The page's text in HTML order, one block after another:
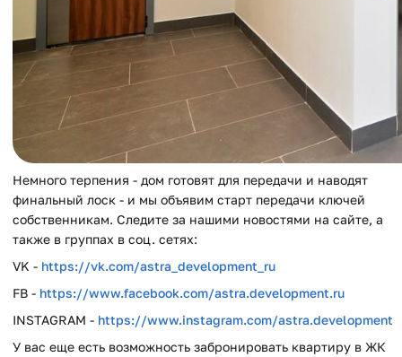
Немного терпения - дом готовят для передачи и наводят
финальный лоск - и мы объявим старт передачи ключей
собственникам. Следите за нашими новостями на сайте, а
также в группах в соц. сетях:
VK - https://vk.com/astra_development_ru
FB - https://www.facebook.com/astra.development.ru
INSTAGRAM - https://www.instagram.com/astra.development
У вас еще есть возможность забронировать квартиру в ЖК